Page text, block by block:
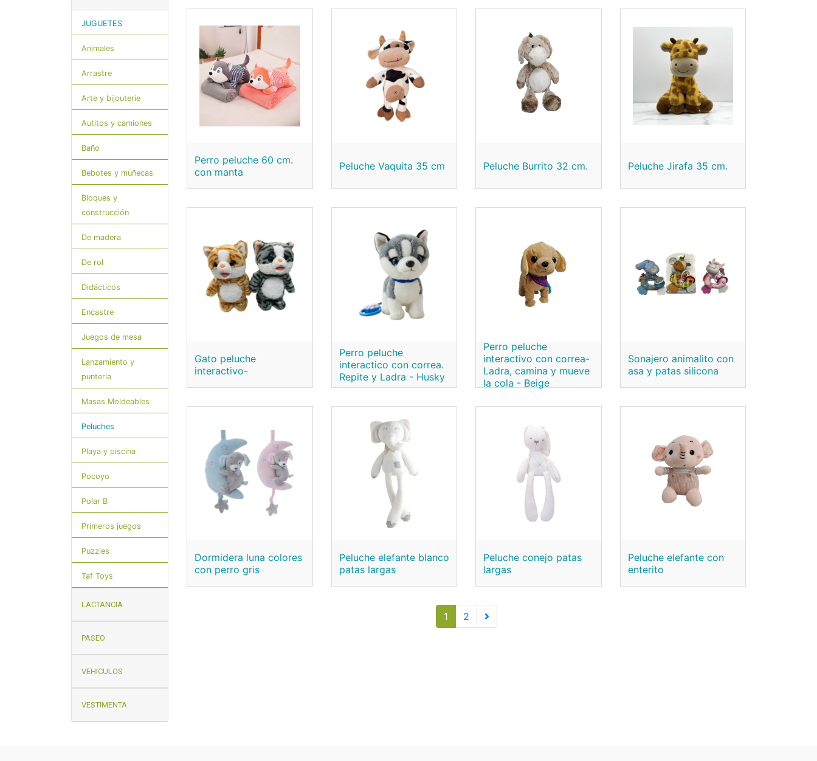
JUGUETES
Animales
Arrastre
Arte y bijouterie
Autitos y camiones
Baño
Bebotes y muñecas
Bloques y
construcción
De madera
De rol
Didácticos
Encastre
Juegos de mesa
Lanzamiento y
punteria
Masas Moldeables
Peluches
Playa y piscina
Pocoyo
Polar B
Primeros juegos
Puzzles
Taf Toys
LACTANCIA
PASEO
VEHICULOS
VESTIMENTA
Perro peluche 60 cm.
con manta
Peluche Vaquita 35 cm Peluche Burrito 32 cm. Peluche Jirafa 35 cm.
Gato peluche
interactivo-
Perro peluche
interactico con correa.
Repite y Ladra - Husky
Perro peluche
interactivo con correa-
Ladra, camina y mueve
la cola - Beige
Sonajero animalito con
asa y patas silicona
Dormidera luna colores
con perro gris
Peluche elefante blanco
patas largas
Peluche conejo patas
largas
Peluche elefante con
enterito
1 2